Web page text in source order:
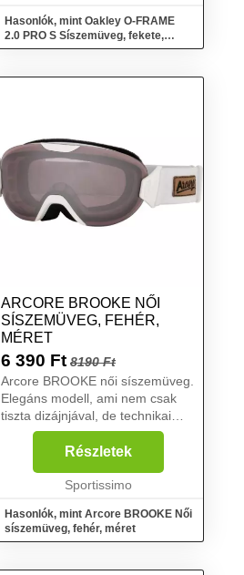
Hasonlók, mint Oakley O-FRAME
2.0 PRO S Síszemüveg, fekete,
méret
ARCORE BROOKE NŐI
SÍSZEMÜVEG, FEHÉR,
MÉRET
6 390 Ft 8190 Ft
Arcore BROOKE női síszemüveg.
Elegáns modell, ami nem csak
tiszta dizájnjával, de technikai
specifikációival is felhívja magára
a figyelmet....Részletek
Sportissimo
Hasonlók, mint Arcore BROOKE Női
síszemüveg, fehér, méret